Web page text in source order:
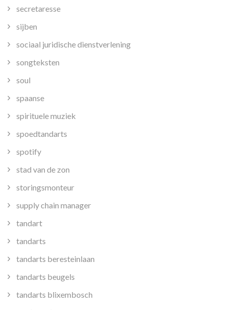
secretaresse
sijben
sociaal juridische dienstverlening
songteksten
soul
spaanse
spirituele muziek
spoedtandarts
spotify
stad van de zon
storingsmonteur
supply chain manager
tandart
tandarts
tandarts beresteinlaan
tandarts beugels
tandarts blixembosch